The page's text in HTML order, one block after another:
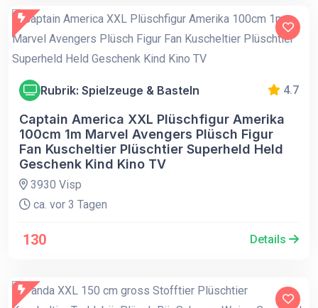
Rubrik: Spielzeuge & Basteln 4.7
Captain America XXL Plüschfigur Amerika
100cm 1m Marvel Avengers Plüsch Figur
Fan Kuscheltier Plüschtier Superheld Held
Geschenk Kind Kino TV
3930 Visp
ca. vor 3 Tagen
130 Details